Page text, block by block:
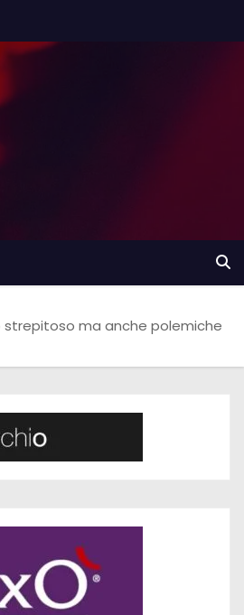
strepitoso ma anche polemiche